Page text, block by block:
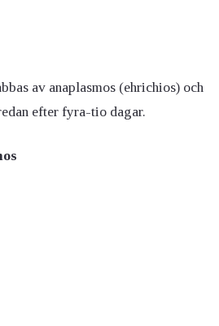
av anaplasmos (ehrichios) och
efter fyra-tio dagar.